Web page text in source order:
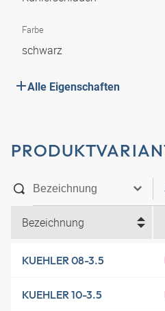
Farbe
schwarz
Alle Eigenschaften
Bezeichnung
KUEHLER 08-3.5
KUEHLER 10-3.5